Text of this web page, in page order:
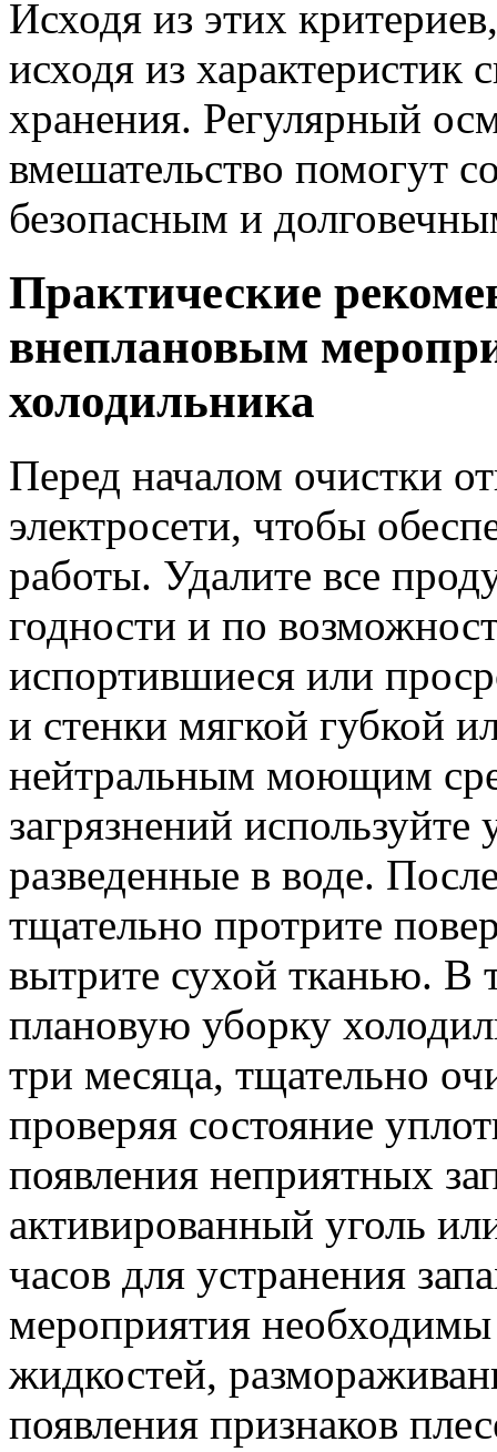
Исходя из этих
исходя из характеристик
хранения. Регулярный
вмешательство помогут
безопасным и
Практические
внеплановым
холодильника
Перед началом очистки
электросети, чтобы
работы. Удалите все
годности и по
испортившиеся или
и стенки мягкой губкой
нейтральным моющим
загрязнений
разведенные в воде.
тщательно протрите
вытрите сухой тканью. В
плановую уборку
три месяца, тщательно
проверяя состояние
появления неприятных
активированный уголь
часов для устранения
мероприятия
жидкостей,
появления признаков